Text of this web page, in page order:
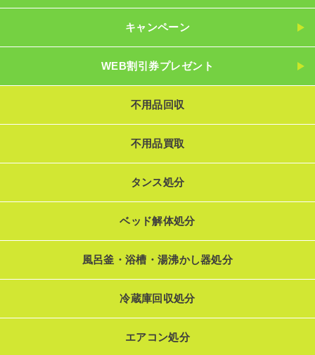
キャンペーン
WEB割引券プレゼント
不用品回収
不用品買取
タンス処分
ベッド解体処分
風呂釜・浴槽・湯沸かし器処分
冷蔵庫回収処分
エアコン処分